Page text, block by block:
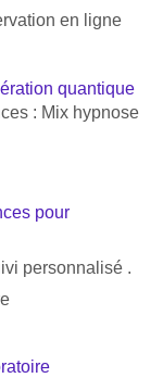
en ligne
quantique
: Mix hypnose
pour
personnalisé .